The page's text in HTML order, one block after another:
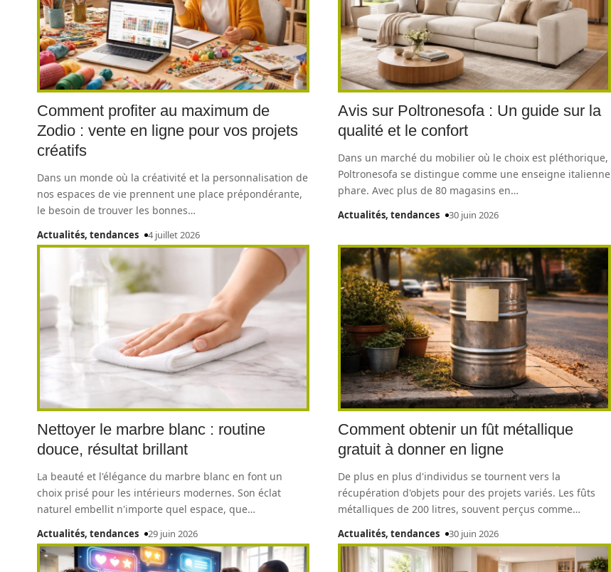
Comment profiter au maximum de
Zodio : vente en ligne pour vos projets
créatifs
Dans un monde où la créativité et la personnalisation de
nos espaces de vie prennent une place prépondérante,
le besoin de trouver les bonnes…
Actualités, tendances 4 juillet 2026
Avis sur Poltronesofa : Un guide sur la
qualité et le confort
Dans un marché du mobilier où le choix est pléthorique,
Poltronesofa se distingue comme une enseigne italienne
phare. Avec plus de 80 magasins en…
Actualités, tendances 30 juin 2026
Nettoyer le marbre blanc : routine
douce, résultat brillant
La beauté et l'élégance du marbre blanc en font un
choix prisé pour les intérieurs modernes. Son éclat
naturel embellit n'importe quel espace, que…
Actualités, tendances 29 juin 2026
Comment obtenir un fût métallique
gratuit à donner en ligne
De plus en plus d'individus se tournent vers la
récupération d'objets pour des projets variés. Les fûts
métalliques de 200 litres, souvent perçus comme…
Actualités, tendances 30 juin 2026